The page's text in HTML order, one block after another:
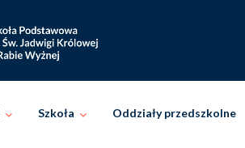
Szkoła Oddziały przedszkolne